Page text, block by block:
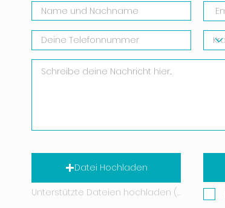
Datei Hochladen
Unterstützte Dateien hochladen (Max. 15 MB)